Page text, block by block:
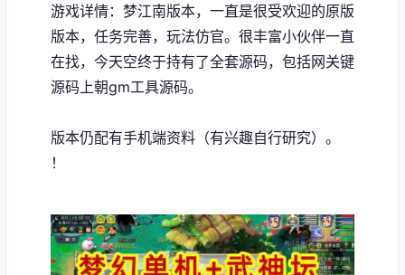
游戏详情：梦江南版本，一直是很受欢迎的原版
版本，任务完善，玩法仿官。很丰富小伙伴一直
在找，今天空终于持有了全套源码，包括网关键
源码上朝gm工具源码。
版本仍配有手机端资料（有兴趣自行研究）。
！